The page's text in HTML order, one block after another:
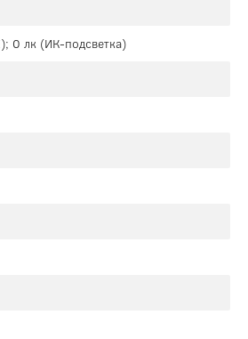
0 лк (ИК-подсветка)